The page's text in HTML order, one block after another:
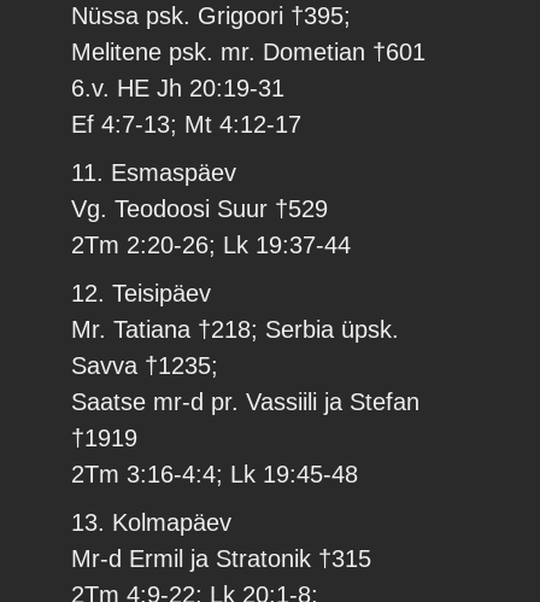
Nüssa psk. Grigoori †395;
Melitene psk. mr. Dometian †601
6.v. HE Jh 20:19-31
Ef 4:7-13; Mt 4:12-17
11. Esmaspäev
Vg. Teodoosi Suur †529
2Tm 2:20-26; Lk 19:37-44
12. Teisipäev
Mr. Tatiana †218; Serbia üpsk.
Savva †1235;
Saatse mr-d pr. Vassiili ja Stefan
†1919
2Tm 3:16-4:4; Lk 19:45-48
13. Kolmapäev
Mr-d Ermil ja Stratonik †315
2Tm 4:9-22; Lk 20:1-8;